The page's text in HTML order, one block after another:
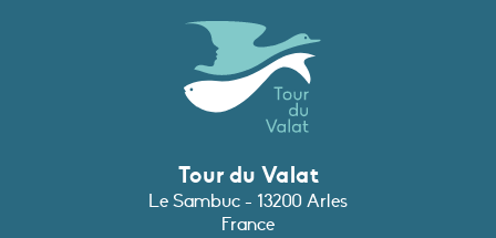
Tour du Valat
Le Sambuc - 13200 Arles
France